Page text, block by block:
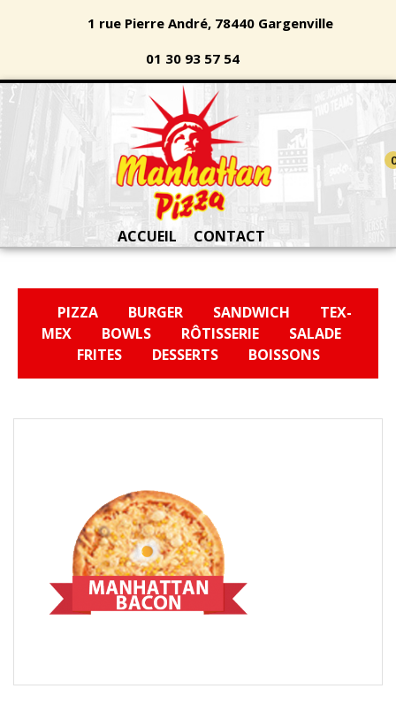
1 rue Pierre André, 78440 Gargenville
01 30 93 57 54
0
ACCUEIL CONTACT
PIZZA BURGER SANDWICH
TEX-
MEX
BOWLS RÔTISSERIE
SALADE
FRITES
DESSERTS BOISSONS